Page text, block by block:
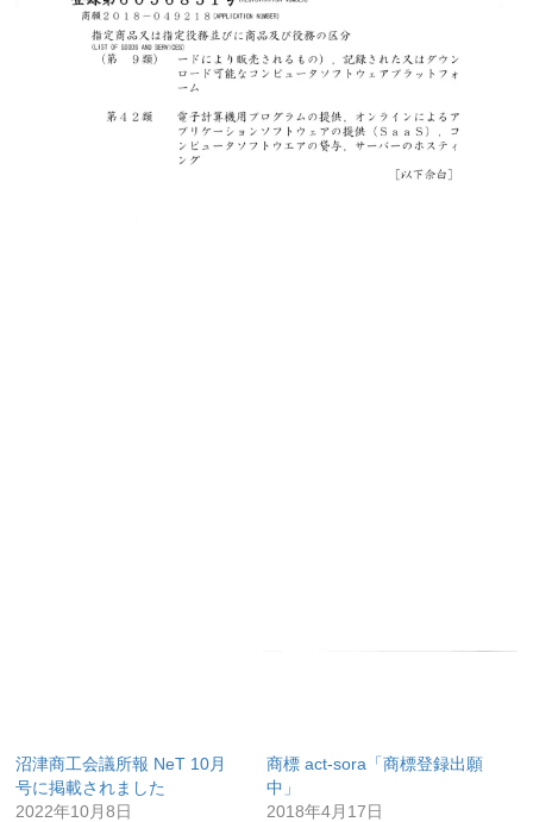
沼津商工会議所報 NeT 10月
号に掲載されました
2022年10月8日
商標 act-sora「商標登録出願
中」
2018年4月17日